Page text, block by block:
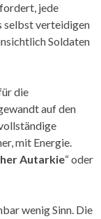
jede
selbst verteidigen
Soldaten
die
auf den
mit Energie.
Autarkie“ oder
wenig Sinn. Die